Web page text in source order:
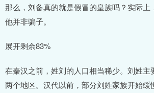
那么，刘备真的就是假冒的皇族吗？实际上
他并非骗子。
展开剩余83%
在秦汉之前，姓刘的人口相当稀少。刘姓主
两个地区。汉代以前，部分刘姓家族开始缓